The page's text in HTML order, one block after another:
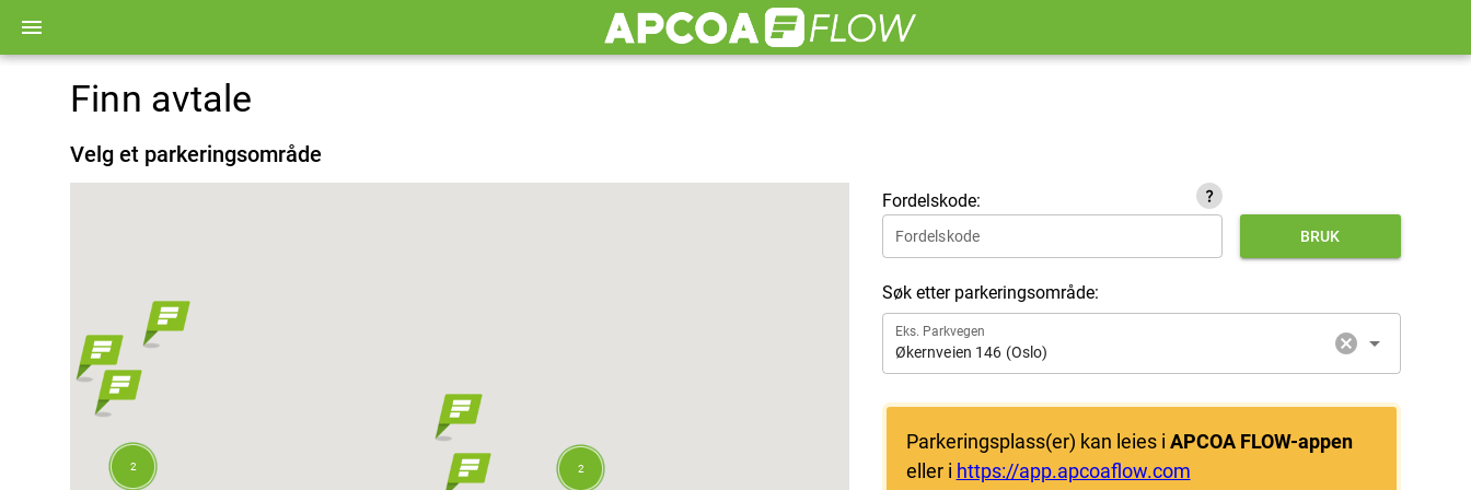
menu
Finn avtale
Velg et parkeringsområde
2 2
Fordelskode: question_mark
Fordelskode BRUK
Søk etter parkeringsområde:
Økernveien 146 (Oslo)
Eks. Parkvegen cancel arrow_drop_down
Parkeringsplass(er) kan leies i APCOA FLOW-appen
eller i https://app.apcoaflow.com